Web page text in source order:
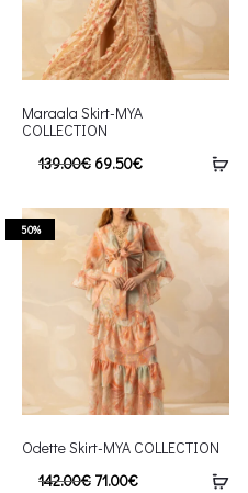
Maraala Skirt-MYA
COLLECTION
139.00€ 69.50€
50%
Odette Skirt-MYA COLLECTION
142.00€ 71.00€